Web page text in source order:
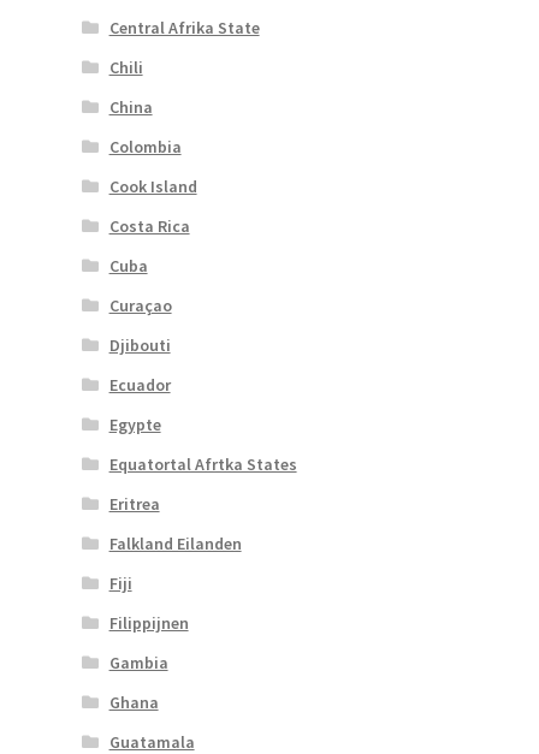
Central Afrika State
Chili
China
Colombia
Cook Island
Costa Rica
Cuba
Curaçao
Djibouti
Ecuador
Egypte
Equatortal Afrtka States
Eritrea
Falkland Eilanden
Fiji
Filippijnen
Gambia
Ghana
Guatamala